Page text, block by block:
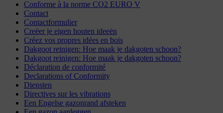
Conforme à la norme CO2 EURO V
Contact
Contactformulier
Creëer je eigen houten ideeën
Créez vos propres idées en bois
Dakgoot reinigen: Hoe maak je dakgoten schoon?
Dakgoot reinigen: Hoe maak je dakgoten schoon?
Déclaration de conformité
Declarations of Conformity
Diensten
Directives sur les vibrations
Een Engelse gazonrand afsteken